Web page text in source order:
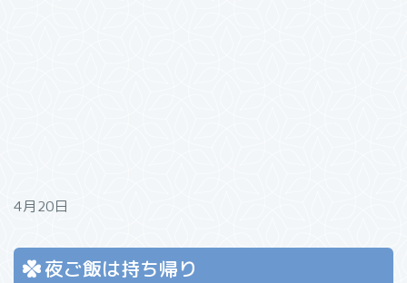
4月20日
夜ご飯は持ち帰り